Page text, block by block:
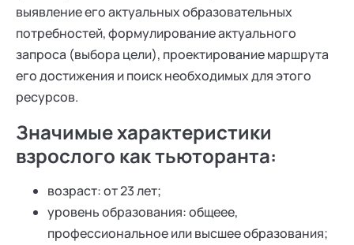
выявление его актуальных образовательных
потребностей, формулирование актуального
запроса (выбора цели), проектирование маршрута
его достижения и поиск необходимых для этого
ресурсов.
Значимые характеристики
взрослого как тьюторанта:
возраст: от 23 лет;
уровень образования: общеее,
профессиональное или высшее образования;